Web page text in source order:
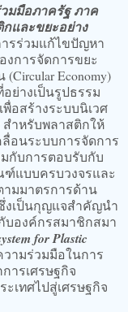
มมือภาครัฐ ภาค
และขยะอย่าง
รร่วมแก้ไขปัญหา
การจัดการขยะ
Economy)
ย่างเป็นรูปธรรม
อสร้างระบบนิเวศ
สำหรับพลาสติกให้
ลื่อนระบบการจัดการ
กับการตอบรับกับ
ฑ์แบบครบวงจรและ
มมาตรการด้าน
ซึ่งเป็นกุญแจสำคัญนำ
บองค์กรสมาชิกสมา
for Plastic
วามร่วมมือในการ
ารเศรษฐกิจ
เทศไปสู่เศรษฐกิจ